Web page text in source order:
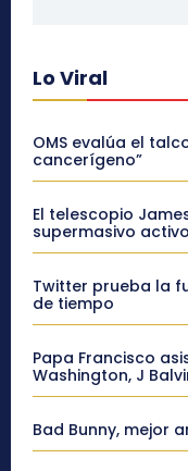
Lo Viral
OMS evalúa el
cancerígeno”
El telescopio
supermasivo
Twitter prueba la
de tiempo
Papa Francisco
Washington, J
Bad Bunny, mejor